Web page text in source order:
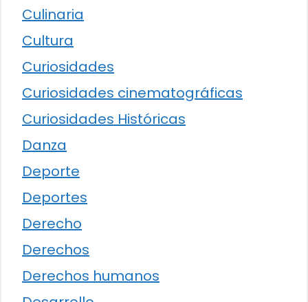
Culinaria
Cultura
Curiosidades
Curiosidades cinematográficas
Curiosidades Históricas
Danza
Deporte
Deportes
Derecho
Derechos
Derechos humanos